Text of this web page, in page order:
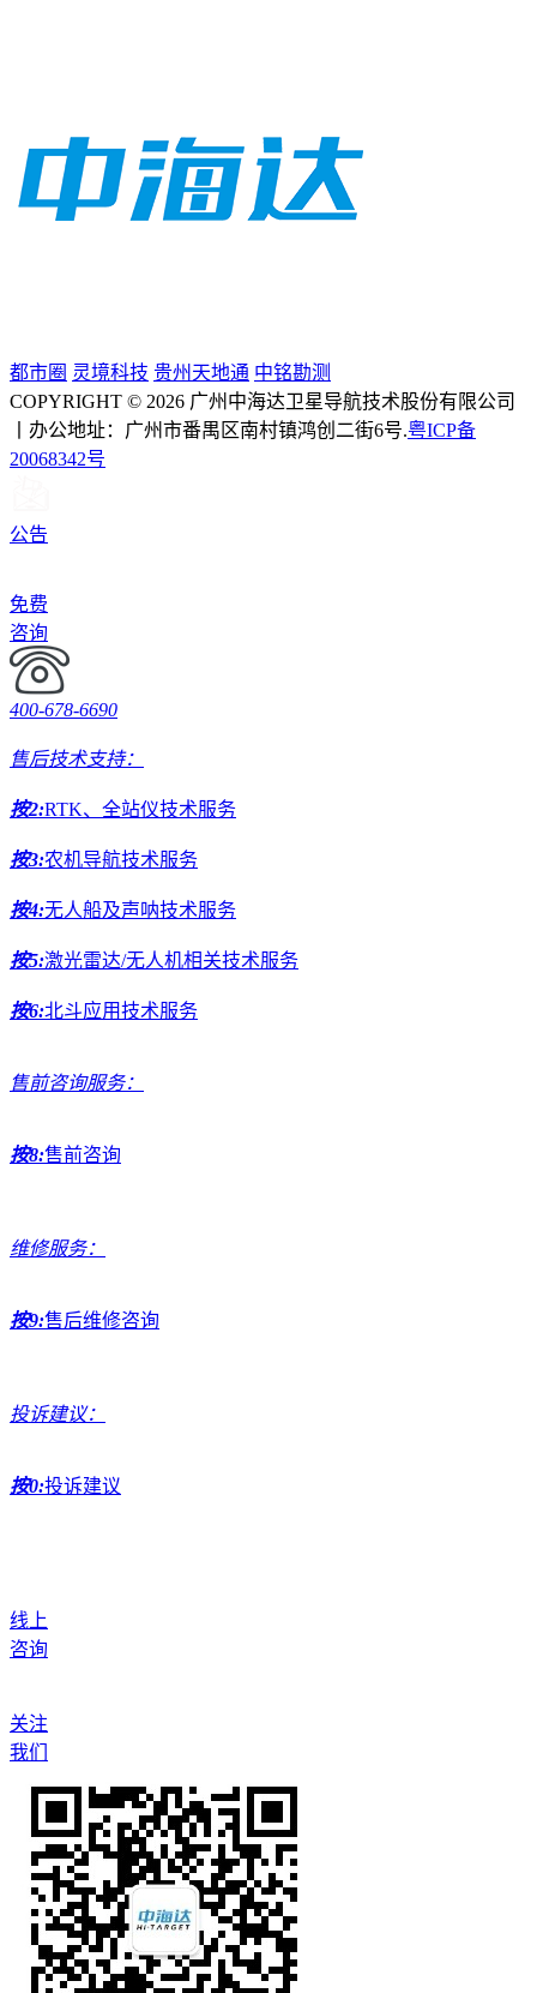
都市圈 灵境科技 贵州天地通 中铭勘测
COPYRIGHT © 2026 广州中海达卫星导航技术股份有限公司
丨办公地址：广州市番禺区南村镇鸿创二街6号.粤ICP备
20068342号
公告
免费
咨询
400-678-6690
售后技术支持：
按2:RTK、全站仪技术服务
按3:农机导航技术服务
按4:无人船及声呐技术服务
按5:激光雷达/无人机相关技术服务
按6:北斗应用技术服务
售前咨询服务：
按8:售前咨询
维修服务：
按9:售后维修咨询
投诉建议：
按0:投诉建议
线上
咨询
关注
我们